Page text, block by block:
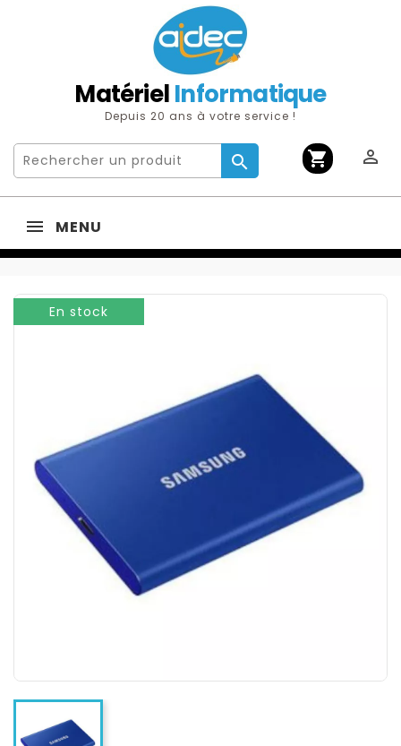
MatérielInformatique
Depuis 20 ans à votre service !
 shopping_cart 
MENU
En stock